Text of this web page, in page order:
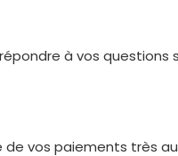
à vos
de vos paiements très